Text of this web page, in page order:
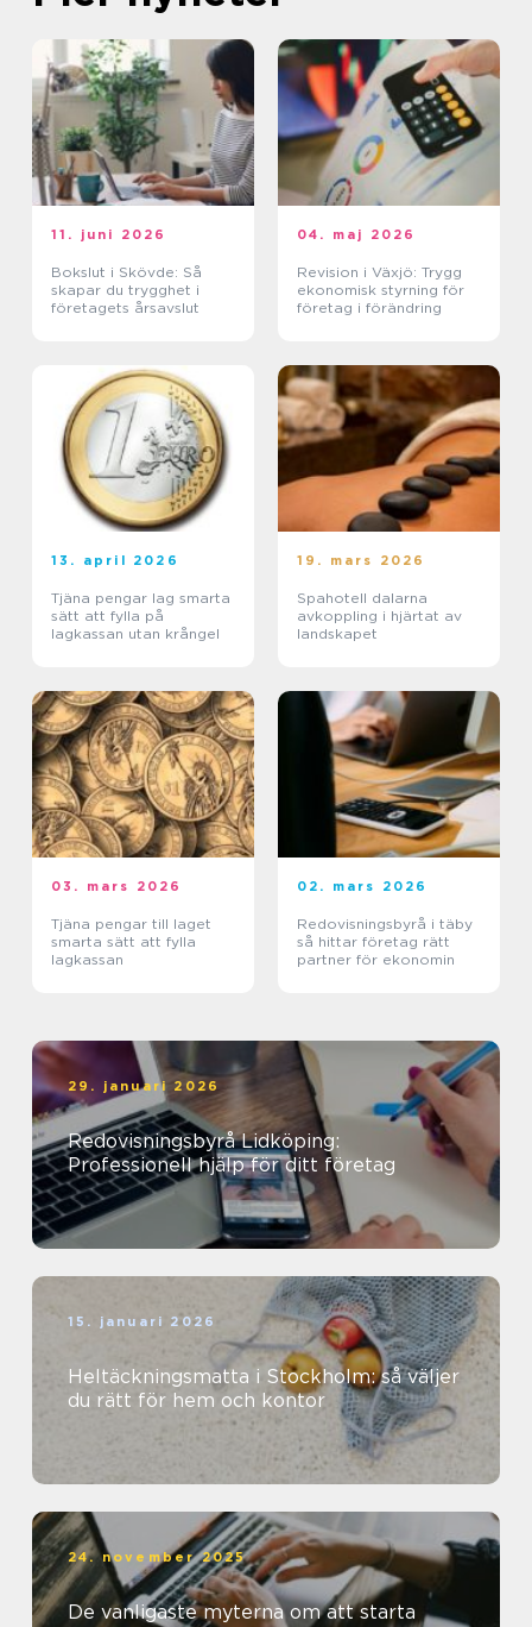
11. juni 2026
Bokslut i Skövde: Så
skapar du trygghet i
företagets årsavslut
04. maj 2026
Revision i Växjö: Trygg
ekonomisk styrning för
företag i förändring
13. april 2026
Tjäna pengar lag smarta
sätt att fylla på
lagkassan utan krångel
19. mars 2026
Spahotell dalarna
avkoppling i hjärtat av
landskapet
03. mars 2026
Tjäna pengar till laget
smarta sätt att fylla
lagkassan
02. mars 2026
Redovisningsbyrå i täby
så hittar företag rätt
partner för ekonomin
29. januari 2026
Redovisningsbyrå Lidköping:
Professionell hjälp för ditt företag
15. januari 2026
Heltäckningsmatta i Stockholm: så väljer
du rätt för hem och kontor
24. november 2025
De vanligaste myterna om att starta